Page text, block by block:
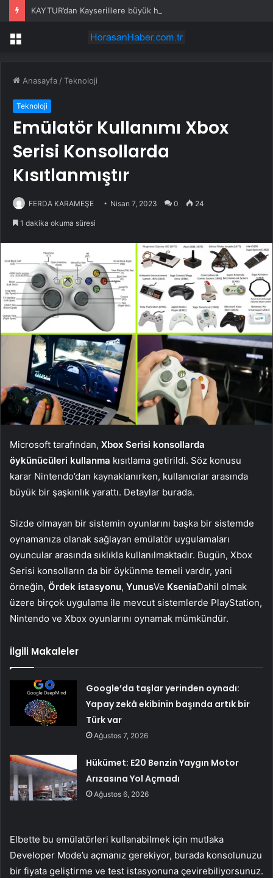
KAYTUR’dan Kayserililere büyük hizmetler
Menü
Anasayfa /Teknoloji
Teknoloji
Emülatör Kullanımı Xbox
Serisi Konsollarda
Kısıtlanmıştır
FERDA KARAMEŞE Nisan 7, 2023 0 24
1 dakika okuma süresi
Microsoft tarafından, Xbox Serisi konsollarda
öykünücüleri kullanma kısıtlama getirildi. Söz konusu
karar Nintendo’dan kaynaklanırken, kullanıcılar arasında
büyük bir şaşkınlık yarattı. Detaylar burada.
Sizde olmayan bir sistemin oyunlarını başka bir sistemde
oynamanıza olanak sağlayan emülatör uygulamaları
oyuncular arasında sıklıkla kullanılmaktadır. Bugün, Xbox
Serisi konsolların da bir öykünme temeli vardır, yani
örneğin, Ördek istasyonu, YunusVe KseniaDahil olmak
üzere birçok uygulama ile mevcut sistemlerde PlayStation,
Nintendo ve Xbox oyunlarını oynamak mümkündür.
İlgili Makaleler
Google’da taşlar yerinden oynadı:
Yapay zekâ ekibinin başında artık bir
Türk var
Ağustos 7, 2026
Hükümet: E20 Benzin Yaygın Motor
Arızasına Yol Açmadı
Ağustos 6, 2026
Elbette bu emülatörleri kullanabilmek için mutlaka
Developer Mode’u açmanız gerekiyor, burada konsolunuzu
bir fiyata geliştirme ve test istasyonuna çevirebiliyorsunuz.